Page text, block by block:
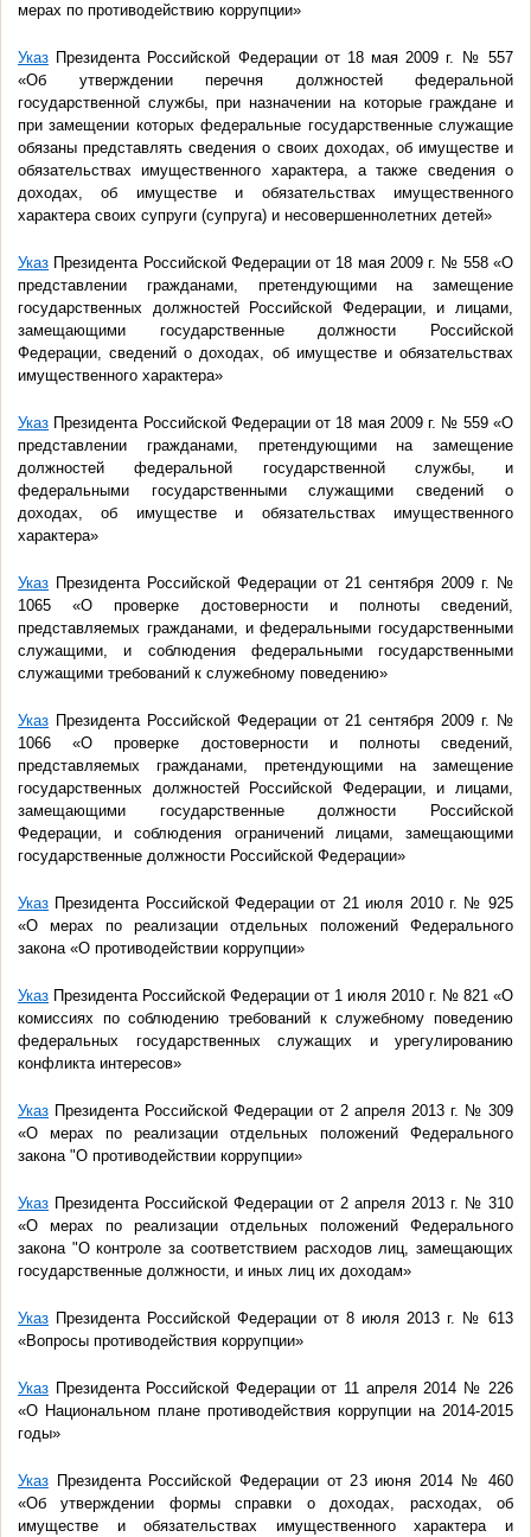
мерах по противодействию коррупции»
Указ Президента Российской Федерации от 18 мая 2009 г. № 557
«Об утверждении перечня должностей федеральной
государственной службы, при назначении на которые граждане и
при замещении которых федеральные государственные служащие
обязаны представлять сведения о своих доходах, об имуществе и
обязательствах имущественного характера, а также сведения о
доходах, об имуществе и обязательствах имущественного
характера своих супруги (супруга) и несовершеннолетних детей»
Указ Президента Российской Федерации от 18 мая 2009 г. № 558 «О
представлении гражданами, претендующими на замещение
государственных должностей Российской Федерации, и лицами,
замещающими государственные должности Российской
Федерации, сведений о доходах, об имуществе и обязательствах
имущественного характера»
Указ Президента Российской Федерации от 18 мая 2009 г. № 559 «О
представлении гражданами, претендующими на замещение
должностей федеральной государственной службы, и
федеральными государственными служащими сведений о
доходах, об имуществе и обязательствах имущественного
характера»
Указ Президента Российской Федерации от 21 сентября 2009 г. №
1065 «О проверке достоверности и полноты сведений,
представляемых гражданами, и федеральными государственными
служащими, и соблюдения федеральными государственными
служащими требований к служебному поведению»
Указ Президента Российской Федерации от 21 сентября 2009 г. №
1066 «О проверке достоверности и полноты сведений,
представляемых гражданами, претендующими на замещение
государственных должностей Российской Федерации, и лицами,
замещающими государственные должности Российской
Федерации, и соблюдения ограничений лицами, замещающими
государственные должности Российской Федерации»
Указ Президента Российской Федерации от 21 июля 2010 г. № 925
«О мерах по реализации отдельных положений Федерального
закона «О противодействии коррупции»
Указ Президента Российской Федерации от 1 июля 2010 г. № 821 «О
комиссиях по соблюдению требований к служебному поведению
федеральных государственных служащих и урегулированию
конфликта интересов»
Указ Президента Российской Федерации от 2 апреля 2013 г. № 309
«О мерах по реализации отдельных положений Федерального
закона "О противодействии коррупции»
Указ Президента Российской Федерации от 2 апреля 2013 г. № 310
«О мерах по реализации отдельных положений Федерального
закона "О контроле за соответствием расходов лиц, замещающих
государственные должности, и иных лиц их доходам»
Указ Президента Российской Федерации от 8 июля 2013 г. № 613
«Вопросы противодействия коррупции»
Указ Президента Российской Федерации от 11 апреля 2014 № 226
«О Национальном плане противодействия коррупции на 2014-2015
годы»
Указ Президента Российской Федерации от 23 июня 2014 № 460
«Об утверждении формы справки о доходах, расходах, об
имуществе и обязательствах имущественного характера и